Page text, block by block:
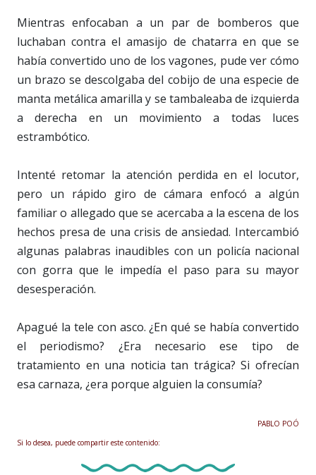
Mientras enfocaban a un par de bomberos que
luchaban contra el amasijo de chatarra en que se
había convertido uno de los vagones, pude ver cómo
un brazo se descolgaba del cobijo de una especie de
manta metálica amarilla y se tambaleaba de izquierda
a derecha en un movimiento a todas luces
estrambótico.
Intenté retomar la atención perdida en el locutor,
pero un rápido giro de cámara enfocó a algún
familiar o allegado que se acercaba a la escena de los
hechos presa de una crisis de ansiedad. Intercambió
algunas palabras inaudibles con un policía nacional
con gorra que le impedía el paso para su mayor
desesperación.
Apagué la tele con asco. ¿En qué se había convertido
el periodismo? ¿Era necesario ese tipo de
tratamiento en una noticia tan trágica? Si ofrecían
esa carnaza, ¿era porque alguien la consumía?
PABLO POÓ
Si lo desea, puede compartir este contenido: